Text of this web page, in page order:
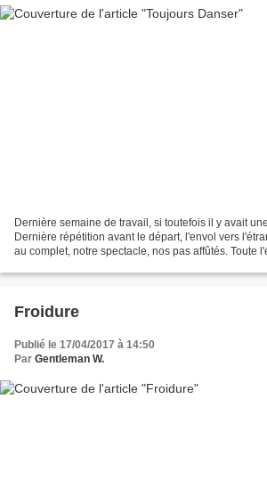
Dernière semaine de travail, si toutefois il y avait
Dernière répétition avant le départ, l'envol vers
au complet, notre spectacle, nos pas affûtés. Toute
Froidure
Publié le 17/04/2017 à 14:50
Par Gentleman W.